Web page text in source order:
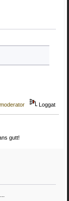
Loggat
gutt!